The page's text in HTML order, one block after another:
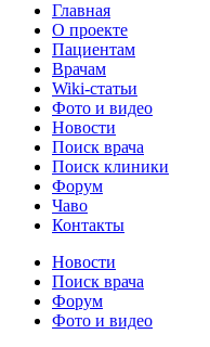
Главная
О проекте
Пациентам
Врачам
Wiki-статьи
Фото и видео
Новости
Поиск врача
Поиск клиники
Форум
Чаво
Контакты
Новости
Поиск врача
Форум
Фото и видео